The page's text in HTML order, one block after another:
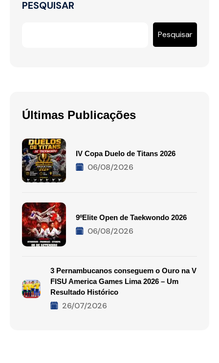
PESQUISAR
Pesquisar
Últimas Publicações
IV Copa Duelo de Titans 2026
06/08/2026
9ºElite Open de Taekwondo 2026
06/08/2026
3 Pernambucanos conseguem o Ouro na V
FISU America Games Lima 2026 – Um
Resultado Histórico
26/07/2026